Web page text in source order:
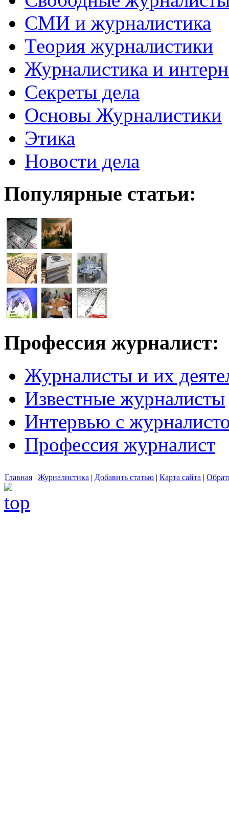
СМИ и журналистика
Теория журналистики
Журналистика и
Секреты дела
Основы Журналистики
Этика
Новости дела
Популярные статьи:
Профессия журналист:
Журналисты и их
Известные журналисты
Интервью с
Профессия журналист
Главная | Журналистика | Добавить статью | Карта сайта |